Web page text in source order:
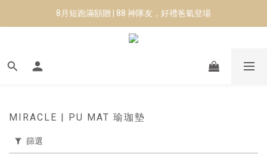
8月短跑滿額贈 | 88 神隊友，好禮爸氣登場
8月短跑滿額贈 | 88 神隊友，好禮爸氣登場
✨CURARING-韓國多功能深層按摩環｜新品預購88折！✨
Manduka-跟著青蛙去旅行｜快閃第二站-台南
MIRACLE | PU MAT 瑜珈墊
篩選